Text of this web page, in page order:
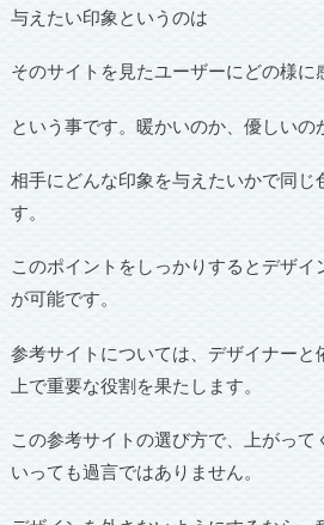
与えたい印象というのは
そのサイトを見たユーザーにどの様に
という事です。暖かいのか、優しいの
相手にどんな印象を与えたいかで同じ
す。
このポイントをしっかりするとデザ
が可能です。
参考サイトについては、デザイナーと
上で重要な役割を果たします。
この参考サイトの選び方で、上がって
いっても過言ではありません。